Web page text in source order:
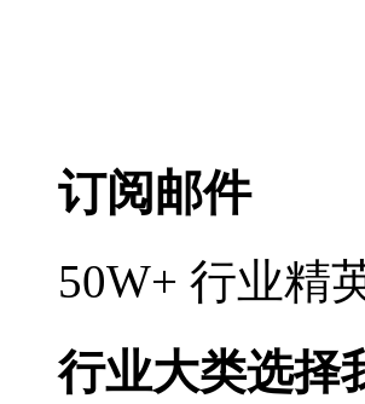
订阅邮件
50W+ 行业精
行业大类选择